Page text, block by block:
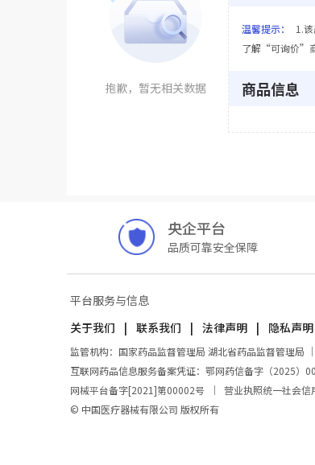
抱歉，暂无相关数据
温馨提示：
1.
了解“可询价”
商品信息
央企平台
品质可靠安全保障
平台服务与信息
关于我们
联系我们 法律声明 隐私声明
监管机构：国家药品监督管理局 湖北省药品监督管理局
互联网药品信息服务备案凭证：鄂网药信备字（2025）
网械平台备字[2021]第00002号
｜ 营业执照统一社会
© 中国医疗器械有限公司 版权所有